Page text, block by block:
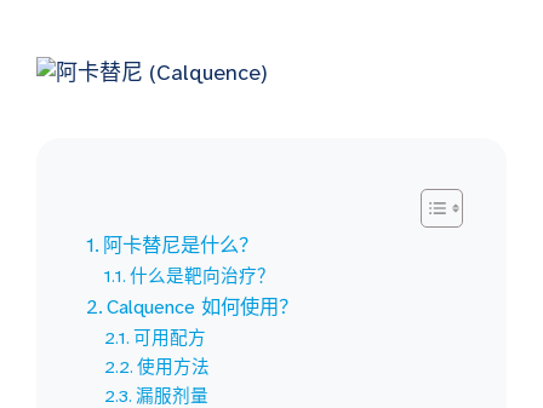
阿卡替尼是什么？
什么是靶向治疗？
Calquence 如何使用？
可用配方
使用方法
漏服剂量